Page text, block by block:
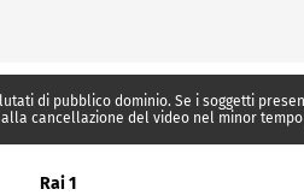
di pubblico dominio. Se i soggetti
cancellazione del video nel minor
Rai 1